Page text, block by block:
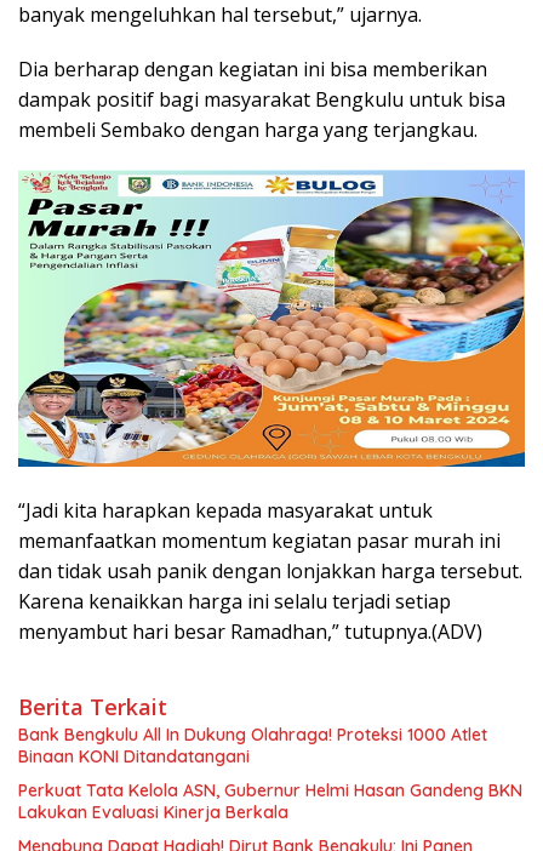
banyak mengeluhkan hal tersebut,” ujarnya.
Dia berharap dengan kegiatan ini bisa memberikan
dampak positif bagi masyarakat Bengkulu untuk bisa
membeli Sembako dengan harga yang terjangkau.
“Jadi kita harapkan kepada masyarakat untuk
memanfaatkan momentum kegiatan pasar murah ini
dan tidak usah panik dengan lonjakkan harga tersebut.
Karena kenaikkan harga ini selalu terjadi setiap
menyambut hari besar Ramadhan,” tutupnya.(ADV)
Berita Terkait
Bank Bengkulu All In Dukung Olahraga! Proteksi 1000 Atlet
Binaan KONI Ditandatangani
Perkuat Tata Kelola ASN, Gubernur Helmi Hasan Gandeng BKN
Lakukan Evaluasi Kinerja Berkala
Menabung Dapat Hadiah! Dirut Bank Bengkulu: Ini Panen